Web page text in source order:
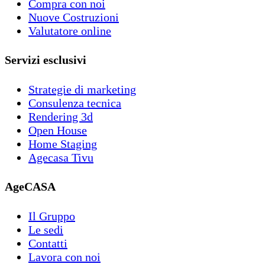
Compra con noi
Nuove Costruzioni
Valutatore online
Servizi esclusivi
Strategie di marketing
Consulenza tecnica
Rendering 3d
Open House
Home Staging
Agecasa Tivu
AgeCASA
Il Gruppo
Le sedi
Contatti
Lavora con noi